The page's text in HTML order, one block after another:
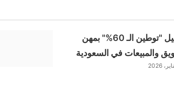
تفاصيل "توطين الـ 60%" بمهن
والمبيعات في السعودية